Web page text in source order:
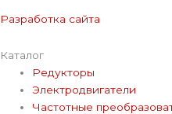
Разработка сайта
Каталог
Редукторы
Электродвигатели
Частотные